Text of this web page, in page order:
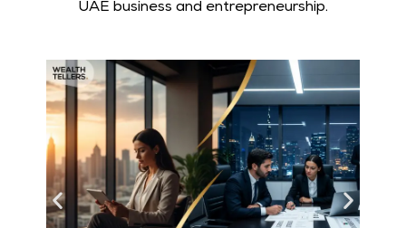
UAE business and entrepreneurship.